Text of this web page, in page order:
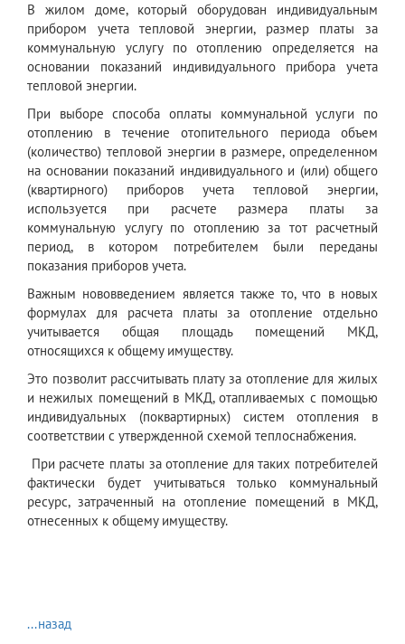
В жилом доме, который оборудован индивидуальным
прибором учета тепловой энергии, размер платы за
коммунальную услугу по отоплению определяется на
основании показаний индивидуального прибора учета
тепловой энергии.
При выборе способа оплаты коммунальной услуги по
отоплению в течение отопительного периода объем
(количество) тепловой энергии в размере, определенном
на основании показаний индивидуального и (или) общего
(квартирного) приборов учета тепловой энергии,
используется при расчете размера платы за
коммунальную услугу по отоплению за тот расчетный
период, в котором потребителем были переданы
показания приборов учета.
Важным нововведением является также то, что в новых
формулах для расчета платы за отопление отдельно
учитывается общая площадь помещений МКД,
относящихся к общему имуществу.
Это позволит рассчитывать плату за отопление для жилых
и нежилых помещений в МКД, отапливаемых с помощью
индивидуальных (поквартирных) систем отопления в
соответствии с утвержденной схемой теплоснабжения.
При расчете платы за отопление для таких потребителей
фактически будет учитываться только коммунальный
ресурс, затраченный на отопление помещений в МКД,
отнесенных к общему имуществу.
...назад